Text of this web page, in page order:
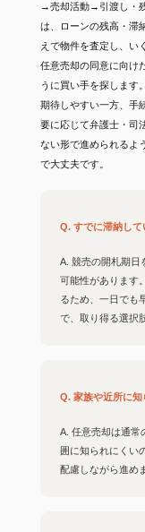
→売却活動→引渡し・
は、ローンの残高・滞
えで物件を査定し、い
任意売却の同意に向け
うに買い手を探します
期待しやすい一方、手
要に応じて弁護士・司
ない形で進められるよ
で大丈夫です。
Q. すでに滞納して
A. 競売の開札期日
可能性があります
るため、一日でも
で、取り得る選択
Q. 家族や近所に知
A. 任意売却は通常
囲に知られにくい
配慮しながら進め